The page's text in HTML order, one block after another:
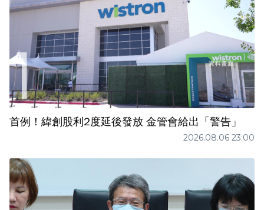
首例！緯創股利2度延後發放 金管會給出「警告」
2026.08.06 23:00